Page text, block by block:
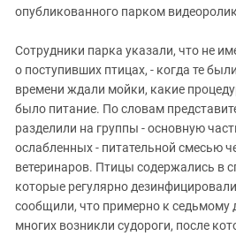
опубликованного парком
Сотрудники парка указали, что не
о поступивших птицах, - когда те
времени ждали мойки, какие
было питание. По словам
разделили на группы - основную
ослабленных - питательной смесью
ветеринаров. Птицы содержались в
которые регулярно
сообщили, что примерно к седьмому
многих возникли судороги, после